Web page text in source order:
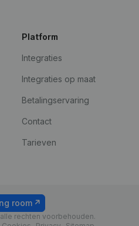
Platform
Integraties
Integraties op maat
Betalingservaring
Contact
Tarieven
rechten voorbehouden.
room